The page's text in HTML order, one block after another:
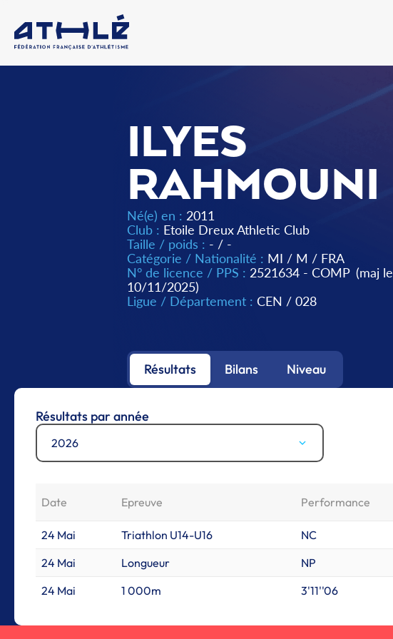
ILYES
RAHMOUNI
Né(e) en : 2011
Club : Etoile Dreux Athletic Club
Taille / poids : - / -
Catégorie / Nationalité : MI / M / FRA
N° de licence / PPS : 2521634 - COMP (maj le
10/11/2025)
Ligue / Département :CEN / 028
Résultats Bilans Niveau
Résultats par année
2026
Date Epreuve Performance
24 Mai Triathlon U14-U16 NC
24 Mai
Longueur NP
24 Mai
1 000m 3'11''06